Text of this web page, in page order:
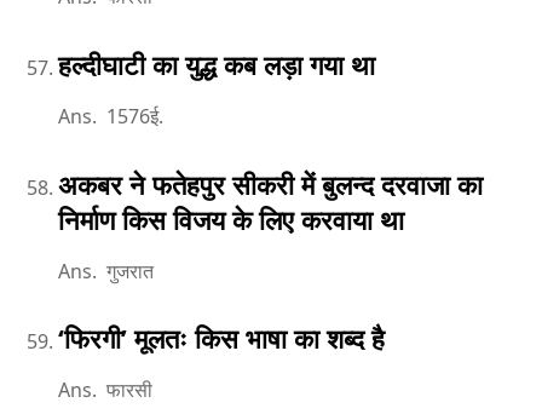
हल्दीघाटी का युद्ध कब लड़ा गया था
Ans. 1576ई.
अकबर ने फतेहपुर सीकरी में बुलन्द दरवाजा का
निर्माण किस विजय के लिए करवाया था
Ans. गुजरात
‘फिरगी’ मूलतः किस भाषा का शब्द है
Ans. फारसी